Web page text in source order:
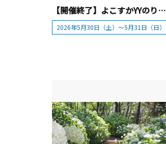
【開催終了】よこすかYYのりものフェスタ2026
2026年5月30日（土）～5月31日（日）